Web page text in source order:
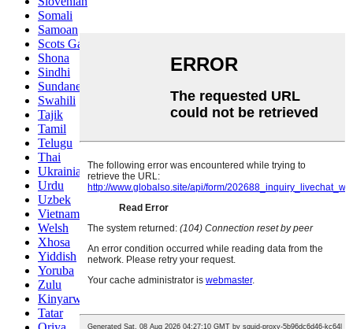
Somali
Samoan
Scots Gaelic
Shona
Sindhi
Sundanese
Swahili
Tajik
Tamil
Telugu
Thai
Ukrainian
Urdu
Uzbek
Vietnamese
Welsh
Xhosa
Yiddish
Yoruba
Zulu
Kinyarwanda
Tatar